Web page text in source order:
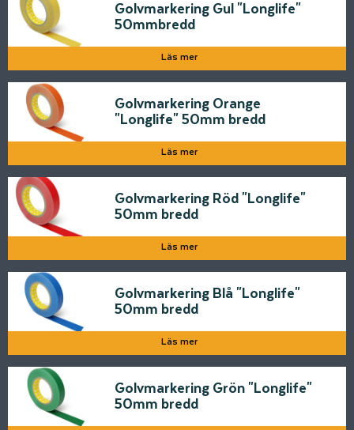
Golvmarkering Gul "Longlife"
50mmbredd
Läs mer
Golvmarkering Orange
"Longlife" 50mm bredd
Läs mer
Golvmarkering Röd "Longlife"
50mm bredd
Läs mer
Golvmarkering Blå "Longlife"
50mm bredd
Läs mer
Golvmarkering Grön "Longlife"
50mm bredd